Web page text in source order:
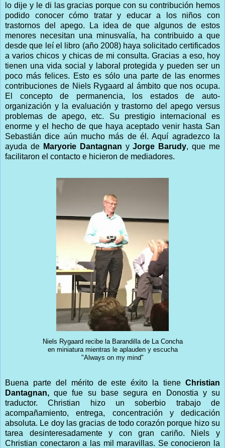
lo dije y le di las gracias porque con su contribución hemos
podido conocer cómo tratar y educar a los niños con
trastornos del apego. La idea de que algunos de estos
menores necesitan una minusvalía, ha contribuido a que
desde que leí el libro (año 2008) haya solicitado certificados
a varios chicos y chicas de mi consulta. Gracias a eso, hoy
tienen una vida social y laboral protegida y pueden ser un
poco más felices. Esto es sólo una parte de las enormes
contribuciones de Niels Rygaard al ámbito que nos ocupa.
El concepto de permanencia, los estados de auto-
organización y la evaluación y trastorno del apego versus
problemas de apego, etc. Su prestigio internacional es
enorme y el hecho de que haya aceptado venir hasta San
Sebastián dice aún mucho más de él. Aquí agradezco la
ayuda de Maryorie Dantagnan yJorge Barudy, que me
facilitaron el contacto e hicieron de mediadores.
Niels Rygaard recibe la Barandilla de La Concha
en miniatura mientras le aplauden y escucha
"Always on my mind"
Buena parte del mérito de este éxito la tiene Christian
Dantagnan, que fue su base segura en Donostia y su
traductor. Christian hizo un soberbio trabajo de
acompañamiento, entrega, concentración y dedicación
absoluta. Le doy las gracias de todo corazón porque hizo su
tarea desinteresadamente y con gran cariño. Niels y
Christian conectaron a las mil maravillas. Se conocieron la